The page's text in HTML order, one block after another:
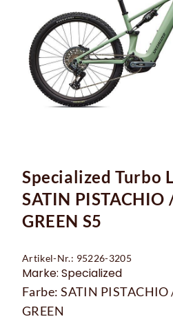
Specialized Turbo
SATIN PISTACHIO
GREEN S5
Artikel-Nr.: 95226-3205
Marke: Specialized
Farbe: SATIN PISTACHIO
GREEN